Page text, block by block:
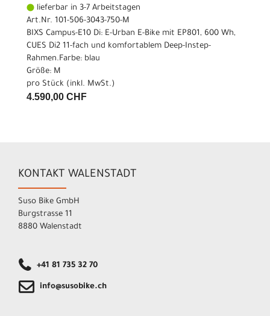
lieferbar in 3-7 Arbeitstagen
Art.Nr. 101-506-3043-750-M
BIXS Campus-E10 Di: E-Urban E-Bike mit EP801, 600 Wh,
CUES Di2 11-fach und komfortablem Deep-Instep-
Rahmen.Farbe: blau
Größe: M
pro Stück (inkl. MwSt.)
4.590,00 CHF
KONTAKT WALENSTADT
Suso Bike GmbH
Burgstrasse 11
8880 Walenstadt
+41 81 735 32 70
info@susobike.ch